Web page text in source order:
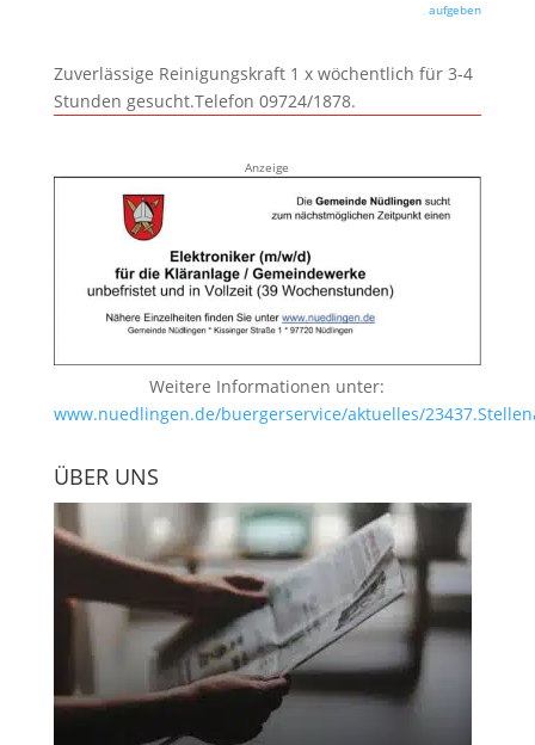
aufgeben
Zuverlässige Reinigungskraft 1 x wöchentlich für 3-4
Stunden gesucht.Telefon 09724/1878.
Anzeige
Weitere Informationen unter:
www.nuedlingen.de/buergerservice/aktuelles/
ÜBER UNS